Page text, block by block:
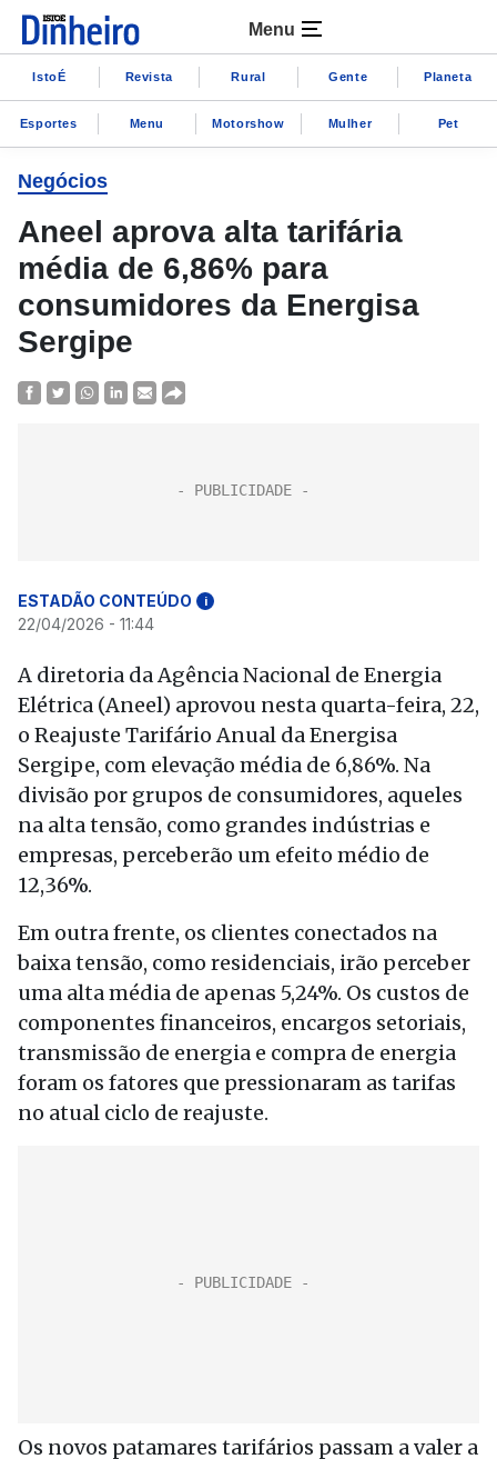
Menu
IstoÉ Revista Rural Gente Planeta
Esportes Menu Motorshow Mulher Pet
Negócios
Aneel aprova alta tarifária
média de 6,86% para
consumidores da Energisa
Sergipe
ESTADÃO CONTEÚDO i
22/04/2026 - 11:44
A diretoria da Agência Nacional de Energia
Elétrica (Aneel) aprovou nesta quarta-feira, 22,
o Reajuste Tarifário Anual da Energisa
Sergipe, com elevação média de 6,86%. Na
divisão por grupos de consumidores, aqueles
na alta tensão, como grandes indústrias e
empresas, perceberão um efeito médio de
12,36%.
Em outra frente, os clientes conectados na
baixa tensão, como residenciais, irão perceber
uma alta média de apenas 5,24%. Os custos de
componentes financeiros, encargos setoriais,
transmissão de energia e compra de energia
foram os fatores que pressionaram as tarifas
no atual ciclo de reajuste.
Os novos patamares tarifários passam a valer a